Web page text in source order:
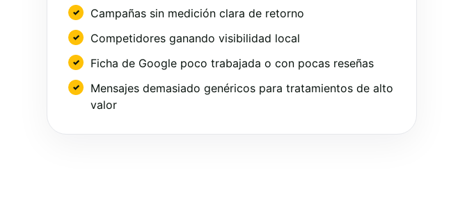
Campañas sin medición clara de retorno
Competidores ganando visibilidad local
Ficha de Google poco trabajada o con pocas reseñas
Mensajes demasiado genéricos para tratamientos de alto
valor